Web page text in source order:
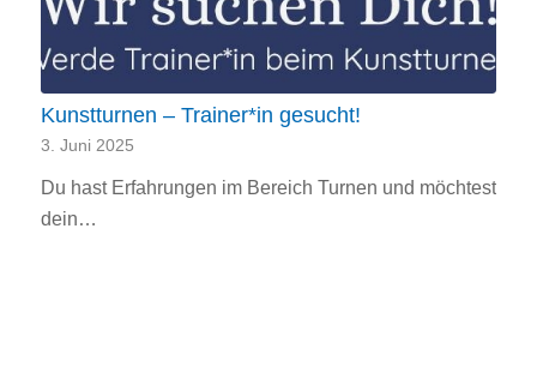
Kunstturnen – Trainer*in gesucht!
3. Juni 2025
Du hast Erfahrungen im Bereich Turnen und möchtest
dein…